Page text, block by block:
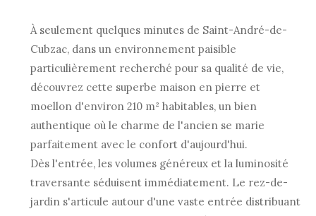
À seulement quelques minutes de Saint-André-de-
Cubzac, dans un environnement paisible
particulièrement recherché pour sa qualité de vie,
découvrez cette superbe maison en pierre et
moellon d'environ 210 m² habitables, un bien
authentique où le charme de l'ancien se marie
parfaitement avec le confort d'aujourd'hui.
Dès l'entrée, les volumes généreux et la luminosité
traversante séduisent immédiatement. Le rez-de-
jardin s'articule autour d'une vaste entrée distribuant